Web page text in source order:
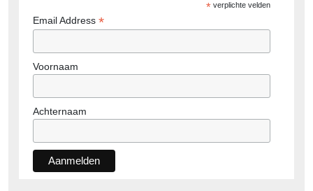
*verplichte velden
Email Address *
Voornaam
Achternaam